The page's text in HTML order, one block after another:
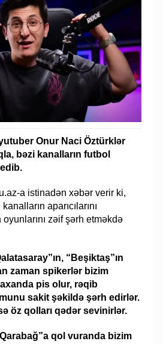
Onur Naci Öztürklər
bəzi kanalların futbol
a istinadən xəbər verir ki,
aparıcılarını
zəif şərh etməkdə
“Beşiktaş”ın
zaman spikerlər bizim
pis olur, rəqib
sakit şəkildə şərh edirlər.
öz qolları qədər sevinirlər.
qol vuranda bizim